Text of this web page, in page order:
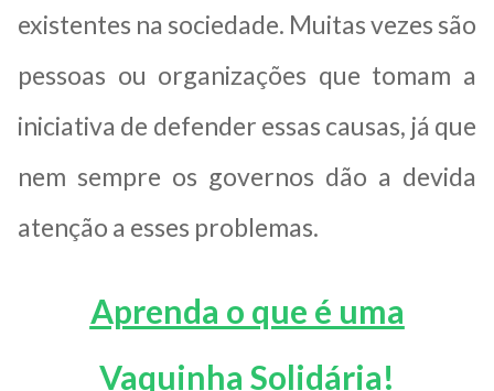
existentes na sociedade. Muitas vezes são
pessoas ou organizações que tomam a
iniciativa de defender essas causas, já que
nem sempre os governos dão a devida
atenção a esses problemas.
Aprenda o que é uma
Vaquinha Solidária!